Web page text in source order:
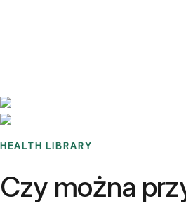
HEALTH LIBRARY
Czy można